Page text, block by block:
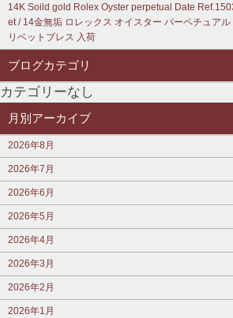
14K Soild gold Rolex Oyster perpetual Date
et / 14金無垢 ロレックス オイスター パーペチュア
リベットブレス 入荷
ブログカテゴリ
カテゴリーなし
月別アーカイブ
2026年8月
2026年7月
2026年6月
2026年5月
2026年4月
2026年3月
2026年2月
2026年1月